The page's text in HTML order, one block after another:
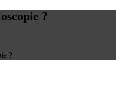
?
?